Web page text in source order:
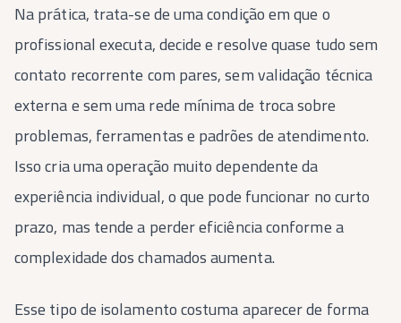
Na prática, trata-se de uma condição em que o
profissional executa, decide e resolve quase tudo sem
contato recorrente com pares, sem validação técnica
externa e sem uma rede mínima de troca sobre
problemas, ferramentas e padrões de atendimento.
Isso cria uma operação muito dependente da
experiência individual, o que pode funcionar no curto
prazo, mas tende a perder eficiência conforme a
complexidade dos chamados aumenta.
Esse tipo de isolamento costuma aparecer de forma